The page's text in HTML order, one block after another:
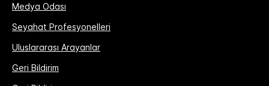
Medya Odası
Seyahat Profesyonelleri
Uluslararası Arayanlar
Geri Bildirim